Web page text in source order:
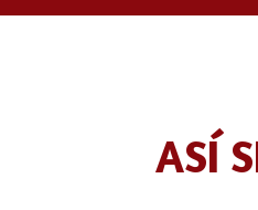
ASÍ